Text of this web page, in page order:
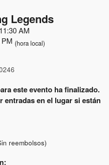
Legends
AM
(hora local)
este evento ha finalizado.
entradas en el lugar si están
reembolsos)